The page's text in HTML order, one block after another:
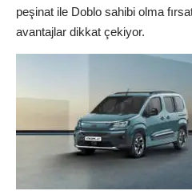
peşinat ile Doblo sahibi olma
avantajlar dikkat çekiyor.